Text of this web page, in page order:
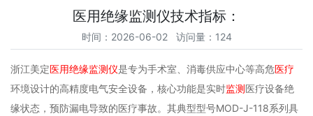
医用绝缘监测仪技术指标：
时间：2026-06-02 访问量：124
浙江美定医用绝缘监测仪是专为手术室、消毒供应中心等高危医疗
环境设计的高精度电气安全设备，核心功能是实时监测医疗设备绝
缘状态，预防漏电导致的医疗事故。其典型型号MOD-J-118系列具